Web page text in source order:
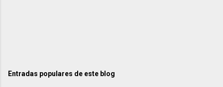
Entradas populares de este blog